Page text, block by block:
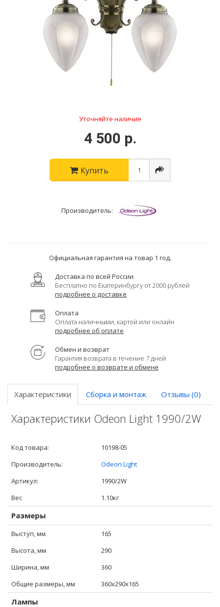
Уточняйте наличие
4 500 р.
Купить
Производитель:
Официальная гарантия на товар 1 год.
Доставка по всей России
Бесплатно по Екатеринбургу от 2000 рублей
подробнее о доставке
Оплата
Оплата наличными, картой или онлайн
подробнее об оплате
Обмен и возврат
Гарантия возврата в течение 7 дней
подробнее о возврате и обмене
Характеристики Сборка и монтаж Отзывы (0)
Характеристики Odeon Light 1990/2W
Код товара:
10198-05
Производитель:
Odeon Light
Артикул:
1990/2W
Вес
1.10кг
Размеры
Выступ, мм
165
Высота, мм
290
Ширина, мм
360
Общие размеры, мм
360x290x165
Лампы